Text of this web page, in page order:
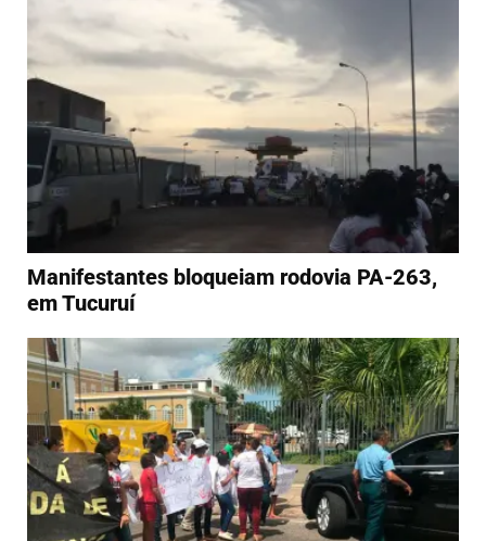
Manifestantes bloqueiam rodovia PA-263,
em Tucuruí